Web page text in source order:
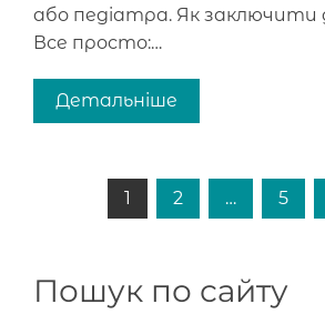
або педіатра. Як заключити
Все просто:…
Детальніше
Posts
1 2 … 5
Пошук по сайту